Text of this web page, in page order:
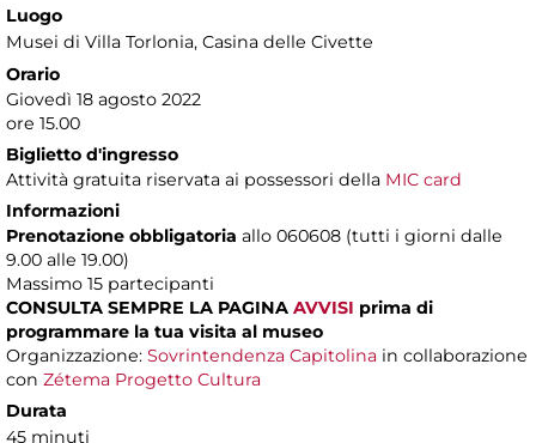
Luogo
Musei di Villa Torlonia, Casina delle Civette
Orario
Giovedì 18 agosto 2022
ore 15.00
Biglietto d'ingresso
Attività gratuita riservata ai possessori della MIC card
Informazioni
Prenotazione obbligatoria allo 060608 (tutti i giorni dalle
9.00 alle 19.00)
Massimo 15 partecipanti
CONSULTA SEMPRE LA PAGINA AVVISI prima di
programmare la tua visita al museo
Organizzazione: Sovrintendenza Capitolina in collaborazione
con Zétema Progetto Cultura
Durata
45 minuti